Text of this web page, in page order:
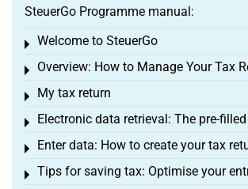
SteuerGo Programme manual:
Welcome to SteuerGo
Toggle menu
Overview: How to Manage Your Tax
Toggle menu
My tax return
Toggle menu
Electronic data retrieval: The pre-
Toggle menu
Enter data: How to create your tax
Toggle menu
Tips for saving tax: Optimise your
Toggle menu